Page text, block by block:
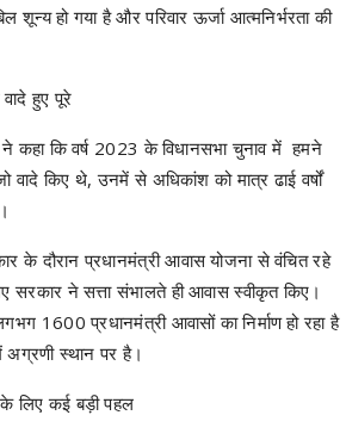
शून्य हो गया है और परिवार ऊर्जा आत्मनिर्भरता की
हुए पूरे
ने कहा कि वर्ष 2023 के विधानसभा चुनाव में हमने
वादे किए थे, उनमें से अधिकांश को मात्र ढाई वर्षों
के दौरान प्रधानमंत्री आवास योजना से वंचित रहे
सरकार ने सत्ता संभालते ही आवास स्वीकृत किए।
1600 प्रधानमंत्री आवासों का निर्माण हो रहा है
स्थान पर है।
लिए कई बड़ी पहल